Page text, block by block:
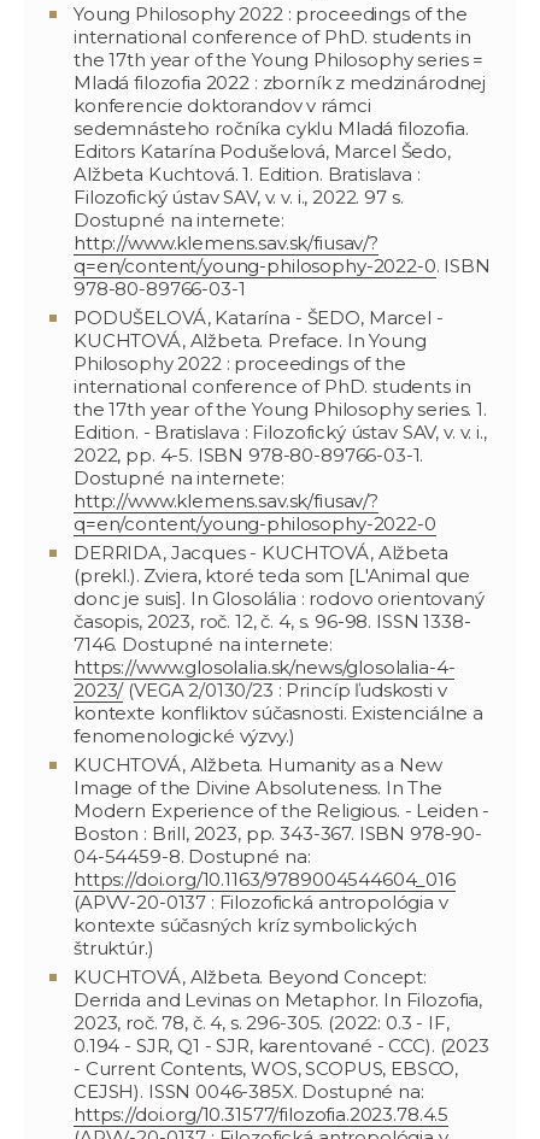
Young Philosophy 2022 : proceedings of the
international conference of PhD. students in
the 17th year of the Young Philosophy series =
Mladá filozofia 2022 : zborník z medzinárodnej
konferencie doktorandov v rámci
sedemnásteho ročníka cyklu Mladá filozofia.
Editors Katarína Podušelová, Marcel Šedo,
Alžbeta Kuchtová. 1. Edition. Bratislava :
Filozofický ústav SAV, v. v. i., 2022. 97 s.
Dostupné na internete:
http://www.klemens.sav.sk/fiusav/?
q=en/content/young-philosophy-2022-0. ISBN
978-80-89766-03-1
PODUŠELOVÁ, Katarína - ŠEDO, Marcel -
KUCHTOVÁ, Alžbeta. Preface. In Young
Philosophy 2022 : proceedings of the
international conference of PhD. students in
the 17th year of the Young Philosophy series. 1.
Edition. - Bratislava : Filozofický ústav SAV, v. v. i.,
2022, pp. 4-5. ISBN 978-80-89766-03-1.
Dostupné na internete:
http://www.klemens.sav.sk/fiusav/?
q=en/content/young-philosophy-2022-0
DERRIDA, Jacques - KUCHTOVÁ, Alžbeta
(prekl.). Zviera, ktoré teda som [L'Animal que
donc je suis]. In Glosolália : rodovo orientovaný
časopis, 2023, roč. 12, č. 4, s. 96-98. ISSN 1338-
7146. Dostupné na internete:
https://www.glosolalia.sk/news/glosolalia-4-
2023/(VEGA 2/0130/23 : Princíp ľudskosti v
kontexte konfliktov súčasnosti. Existenciálne a
fenomenologické výzvy.)
KUCHTOVÁ, Alžbeta. Humanity as a New
Image of the Divine Absoluteness. In The
Modern Experience of the Religious. - Leiden -
Boston : Brill, 2023, pp. 343-367. ISBN 978-90-
04-54459-8. Dostupné na:
https://doi.org/10.1163/9789004544604_016
(APVV-20-0137 : Filozofická antropológia v
kontexte súčasných kríz symbolických
štruktúr.)
KUCHTOVÁ, Alžbeta. Beyond Concept:
Derrida and Levinas on Metaphor. In Filozofia,
2023, roč. 78, č. 4, s. 296-305. (2022: 0.3 - IF,
0.194 - SJR, Q1 - SJR, karentované - CCC). (2023
- Current Contents, WOS, SCOPUS, EBSCO,
CEJSH). ISSN 0046-385X. Dostupné na:
https://doi.org/10.31577/filozofia.2023.78.4.5